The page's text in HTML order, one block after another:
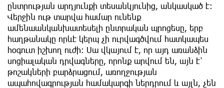
ընտրության արդյունքի տեսանկյունից, անկասկած է։
Վերջին ութ տարվա համար ունենք
ամենաանկանխատեսելի ընտրական պրոցեսը, երբ
հաղթանակը որևէ կերպ չի ուրվագծվում հատկապես
հօգուտ իշխող ուժի։ Սա վկայում է, որ այդ առանձին
սոցիալական դրվագները, որոնք արվում են, այն է՝
թոշակների բարձրացում, առողջության
ապահովագրության համակարգի ներդրում և այլն, չեն